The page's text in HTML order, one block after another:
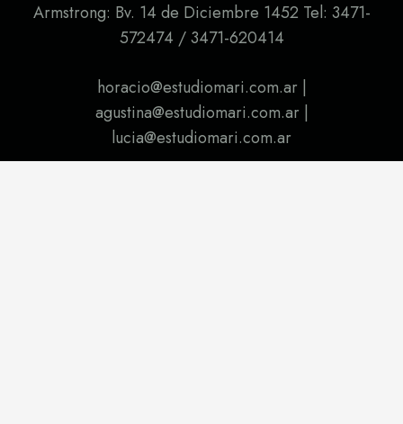
Armstrong: Bv. 14 de Diciembre 1452 Tel: 3471-
572474 / 3471-620414
horacio@estudiomari.com.ar |
agustina@estudiomari.com.ar |
lucia@estudiomari.com.ar